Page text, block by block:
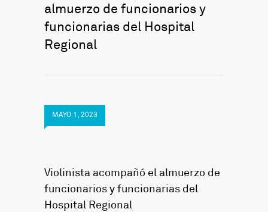
almuerzo de funcionarios y
funcionarias del Hospital
Regional
MAYO 1, 2023
Violinista acompañó el almuerzo de
funcionarios y funcionarias del
Hospital Regional